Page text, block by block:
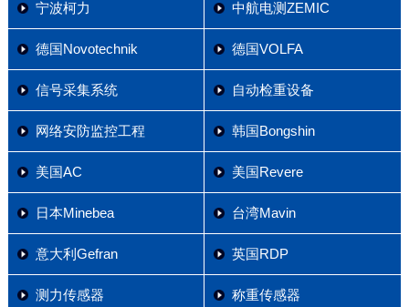
宁波柯力 中航电测ZEMIC
德国Novotechnik 德国VOLFA
信号采集系统 自动检重设备
网络安防监控工程 韩国Bongshin
美国AC 美国Revere
日本Minebea 台湾Mavin
意大利Gefran 英国RDP
测力传感器 称重传感器